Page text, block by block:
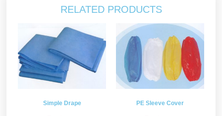
RELATED PRODUCTS
Simple Drape PE Sleeve Cover